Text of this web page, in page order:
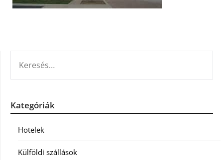
Kategóriák
Hotelek
Külföldi szállások